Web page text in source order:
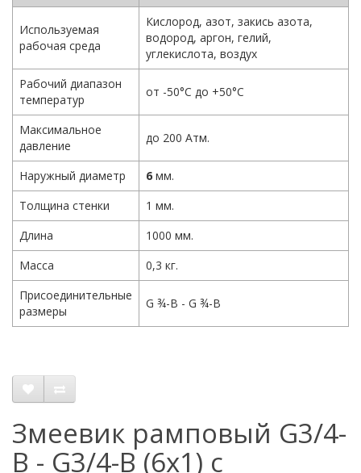
Используемая
рабочая среда
Кислород, азот, закись азота,
водород, аргон, гелий,
углекислота, воздух
Рабочий диапазон
температур
от -50°С до +50°С
Максимальное
давление
до 200 Атм.
Наружный диаметр 6 мм.
Толщина стенки
1 мм.
Длина
1000 мм.
Масса
0,3 кг.
Присоединительные
размеры
G ¾-B - G ¾-B
Змеевик рамповый G3/4-
B - G3/4-B (6х1) с